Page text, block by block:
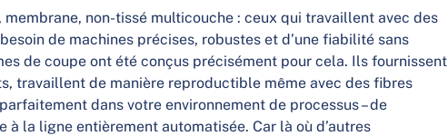
membrane, non-tissé multicouche : ceux qui travaillent avec des
de machines précises, robustes et d’une fiabilité sans
de coupe ont été conçus précisément pour cela. Ils fournissent
travaillent de manière reproductible même avec des fibres
dans votre environnement de processus – de
à la ligne entièrement automatisée. Car là où d’autres